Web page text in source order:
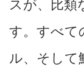
スが、比類
す。すべて
ル、そして